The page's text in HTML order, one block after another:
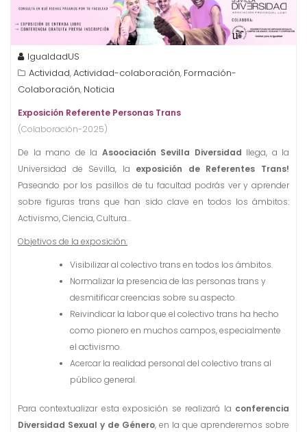
IgualdadUS
Actividad,Actividad-colaboración, Formación-
Colaboración, Noticia
Exposición Referente Personas Trans
(Colaboración-2025)
De la mano de la Asoociación Sevilla Diversidad llega, a la
Universidad de Sevilla, la exposición de Referentes Trans!
Paseando por los pasillos de tu facultad podrás ver y aprender
sobre figuras trans que han sido clave en todos los ámbitos:
Activismo, Ciencia, Cultura…
Objetivos de la exposición:
Visibilizar al colectivo trans en todos los ámbitos.
Normalizar la presencia de las personas trans y
desmitificar creencias sobre su aspecto.
Reivindicar la labor que el colectivo trans ha hecho
como pionero en muchos campos, especialmente
el activismo.
Acercar la realidad personal del colectivo trans al
público general.
Para contextualizar esta exposición se realizará la conferencia
Diversidad Sexual y de Género, en la que aprenderemos sobre